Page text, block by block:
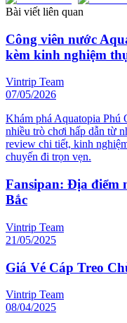
Bài viết liên quan
Công viên nước
kèm kinh nghiệm
Vintrip Team
07/05/2026
Khám phá Aquatopia
nhiều trò chơi hấp dẫn từ
review chi tiết, kinh
chuyến đi trọn vẹn.
Fansipan: Địa điểm
Bắc
Vintrip Team
21/05/2025
Giá Vé Cáp Treo
Vintrip Team
08/04/2025